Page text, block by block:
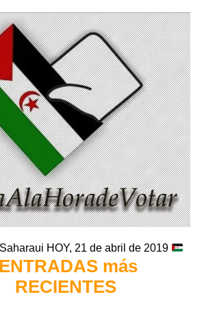
HOY, 21 de abril de 2019
ENTRADAS más
RECIENTES